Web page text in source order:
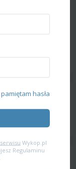
hasła
Wykop.pl
Regulaminu